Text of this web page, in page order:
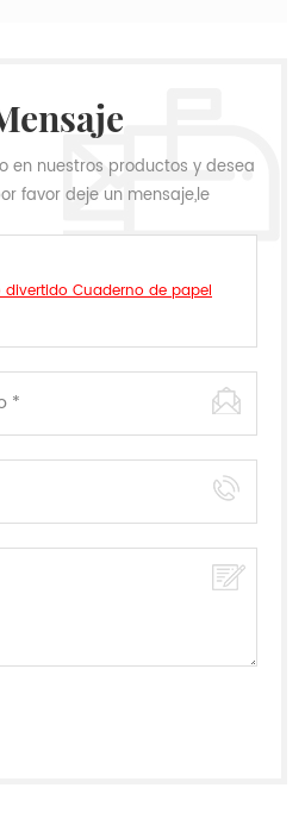
en nuestros productos y desea
favor deje un mensaje,le
Cuaderno de papel